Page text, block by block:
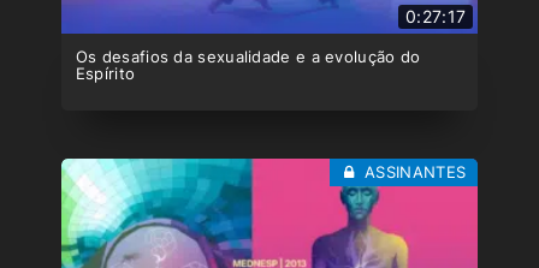
0:27:17
Os desafios da sexualidade e a evolução do
Espírito
ASSINANTES